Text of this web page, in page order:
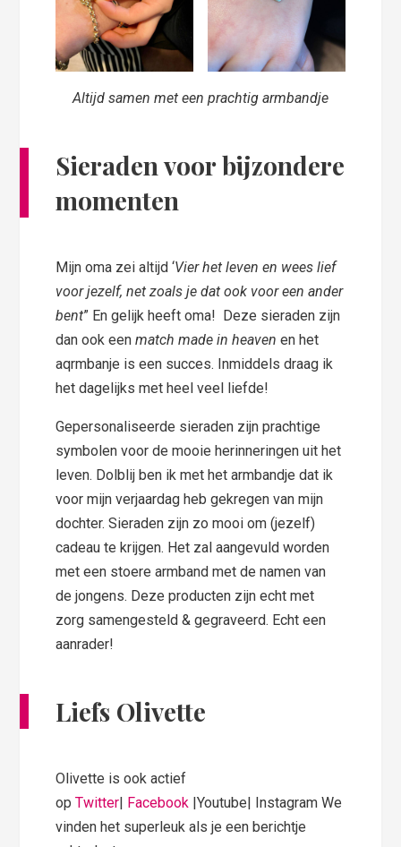
Altijd samen met een prachtig armbandje
Sieraden voor bijzondere
momenten
Mijn oma zei altijd ‘Vier het leven en wees lief
voor jezelf, net zoals je dat ook voor een ander
bent” En gelijk heeft oma! Deze sieraden zijn
dan ook eenmatch made in heaven en het
aqrmbanje is een succes. Inmiddels draag ik
het dagelijks met heel veel liefde!
Gepersonaliseerde sieraden zijn prachtige
symbolen voor de mooie herinneringen uit het
leven. Dolblij ben ik met het armbandje dat ik
voor mijn verjaardag heb gekregen van mijn
dochter. Sieraden zijn zo mooi om (jezelf)
cadeau te krijgen. Het zal aangevuld worden
met een stoere armband met de namen van
de jongens. Deze producten zijn echt met
zorg samengesteld & gegraveerd. Echt een
aanrader!
Liefs Olivette
Olivette is ook actief
opTwitter| Facebook |Youtube| Instagram We
vinden het superleuk als je een berichtje